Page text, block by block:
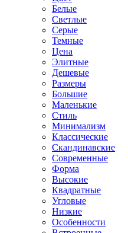
Белые
Светлые
Серые
Темные
Цена
Элитные
Дешевые
Размеры
Большие
Маленькие
Стиль
Минимализм
Классические
Скандинавские
Современные
Форма
Высокие
Квадратные
Угловые
Низкие
Особенности